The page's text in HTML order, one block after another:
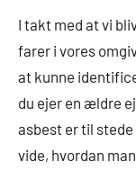
I takt med at vi
farer i vores
at kunne
du ejer en ældre
asbest er til
vide, hvordan